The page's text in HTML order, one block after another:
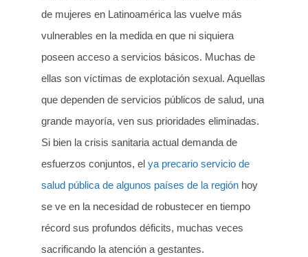
de mujeres en Latinoamérica las vuelve más
vulnerables en la medida en que ni siquiera
poseen acceso a servicios básicos. Muchas de
ellas son víctimas de explotación sexual. Aquellas
que dependen de servicios públicos de salud, una
grande mayoría, ven sus prioridades eliminadas.
Si bien la crisis sanitaria actual demanda de
esfuerzos conjuntos, el ya precario servicio de
salud pública de algunos países de la región hoy
se ve en la necesidad de robustecer en tiempo
récord sus profundos déficits, muchas veces
sacrificando la atención a gestantes.